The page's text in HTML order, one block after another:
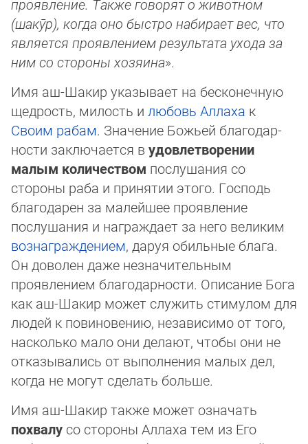
проявление. Также говорят о животном
(шакӯр), когда оно быстро набирает вес, что
является про­яв­ле­ни­ем ре­зультата ухода за
ним со стороны хозяина».
Имя аш-Шакир указывает на бесконечную
щедрость, милость и любовь Аллаха к
Своим рабам. Значение Божьей благо­дар­
нос­ти заключается в удовлетворении
малым количеством послушания со
стороны раба и принятии этого. Господь
бла­го­да­рен за малейшее проявление
послушания и награждает за него великим
вознаграждением, даруя обильные блага.
Он до­во­лен даже незначительным
проявлением благодарности. Описание Бога
как аш-Шакир может служить стимулом для
лю­дей к повиновению, независимо от того,
насколько мало они делают, чтобы они не
отказывались от выполнения малых дел,
ког­да не могут сделать больше.
Имя аш-Шакир также может означать
похвалу со стороны Аллаха тем из Его